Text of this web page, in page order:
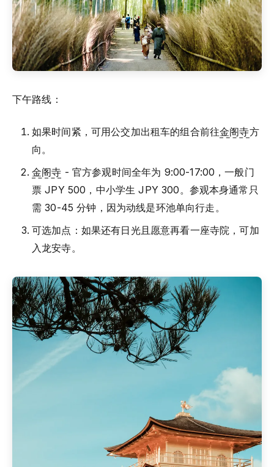
下午路线：
如果时间紧，可用公交加出租车的组合前往金阁寺方
向。
金阁寺 - 官方参观时间全年为 9:00-17:00，一般门
票 JPY 500，中小学生 JPY 300。参观本身通常只
需 30-45 分钟，因为动线是环池单向行走。
可选加点：如果还有日光且愿意再看一座寺院，可加
入龙安寺。